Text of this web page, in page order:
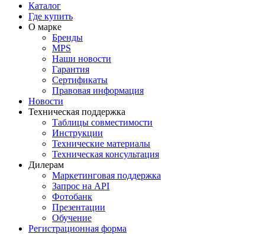
Каталог
Где купить
О марке
Бренды
MPS
Наши новости
Гарантия
Сертификаты
Правовая информация
Новости
Техническая поддержка
Таблицы совместимости
Инструкции
Технические материалы
Техническая консультация
Дилерам
Маркетинговая поддержка
Запрос на API
Фотобанк
Презентации
Обучение
Регистрационная форма